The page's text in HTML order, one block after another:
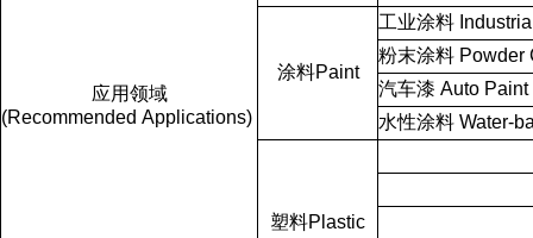
应用领域
(Recommended Applications)
涂料Paint
工业涂料
粉末涂料 Powder
汽车漆 Auto Paint
水性涂料 Water-
塑料Plastic